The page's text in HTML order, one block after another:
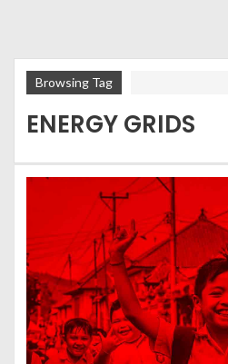
Browsing Tag
ENERGY GRIDS